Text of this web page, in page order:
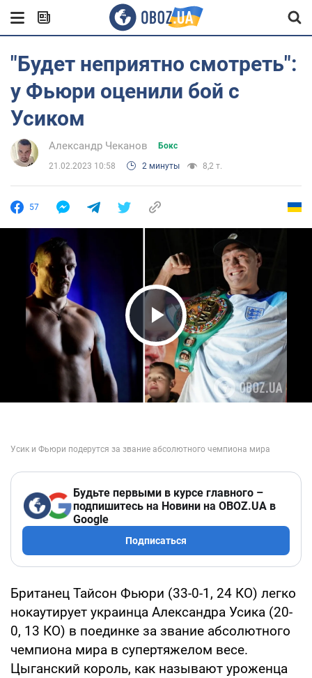
"Будет неприятно смотреть":
у Фьюри оценили бой с
Усиком
Александр Чеканов Бокс
21.02.2023 10:58 2 минуты 8,2 т.
57
Play Video
Будьте первыми в курсе главного –
подпишитесь на Новини на OBOZ.UA в
Google
Подписаться
Британец Тайсон Фьюри (33-0-1, 24 КО) легко
нокаутирует украинца Александра Усика (20-
0, 13 КО) в поединке за звание абсолютного
чемпиона мира в супертяжелом весе.
Цыганский король, как называют уроженца